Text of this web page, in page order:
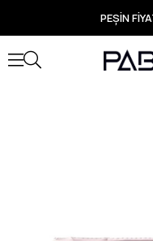
PEŞİN
TÜM
Yeni
Seçili